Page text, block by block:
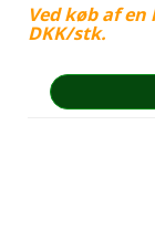
Ved køb af en
DKK/stk.